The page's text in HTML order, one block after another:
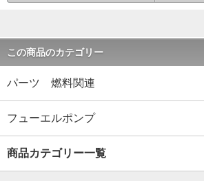
この商品のカテゴリー
パーツ 燃料関連
フューエルポンプ
商品カテゴリー一覧